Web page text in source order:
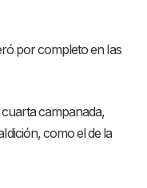
por completo en las
campanada,
como el de la